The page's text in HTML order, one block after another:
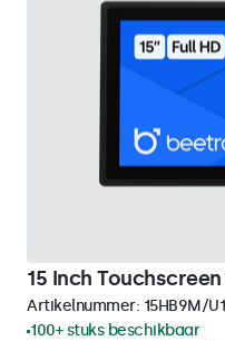
15 Inch
Artikelnummer: 15HB9M/U1
100+ stuks beschikbaar